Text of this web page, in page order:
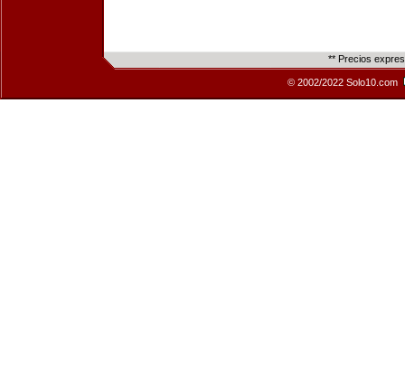
** Precios
© 2002/2022 Solo10.com